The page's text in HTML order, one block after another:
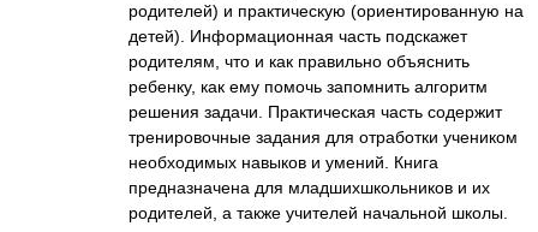
родителей) и практическую (ориентированную на
детей). Информационная часть подскажет
родителям, что и как правильно объяснить
ребенку, как ему помочь запомнить алгоритм
решения задачи. Практическая часть содержит
тренировочные задания для отработки учеником
необходимых навыков и умений. Книга
предназначена для младшихшкольников и их
родителей, а также учителей начальной школы.